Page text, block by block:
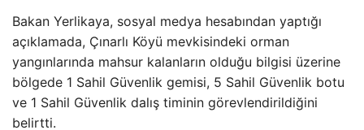
Bakan Yerlikaya, sosyal medya hesabından yaptığı
açıklamada, Çınarlı Köyü mevkisindeki orman
yangınlarında mahsur kalanların olduğu bilgisi üzerine
bölgede 1 Sahil Güvenlik gemisi, 5 Sahil Güvenlik botu
ve 1 Sahil Güvenlik dalış timinin görevlendirildiğini
belirtti.